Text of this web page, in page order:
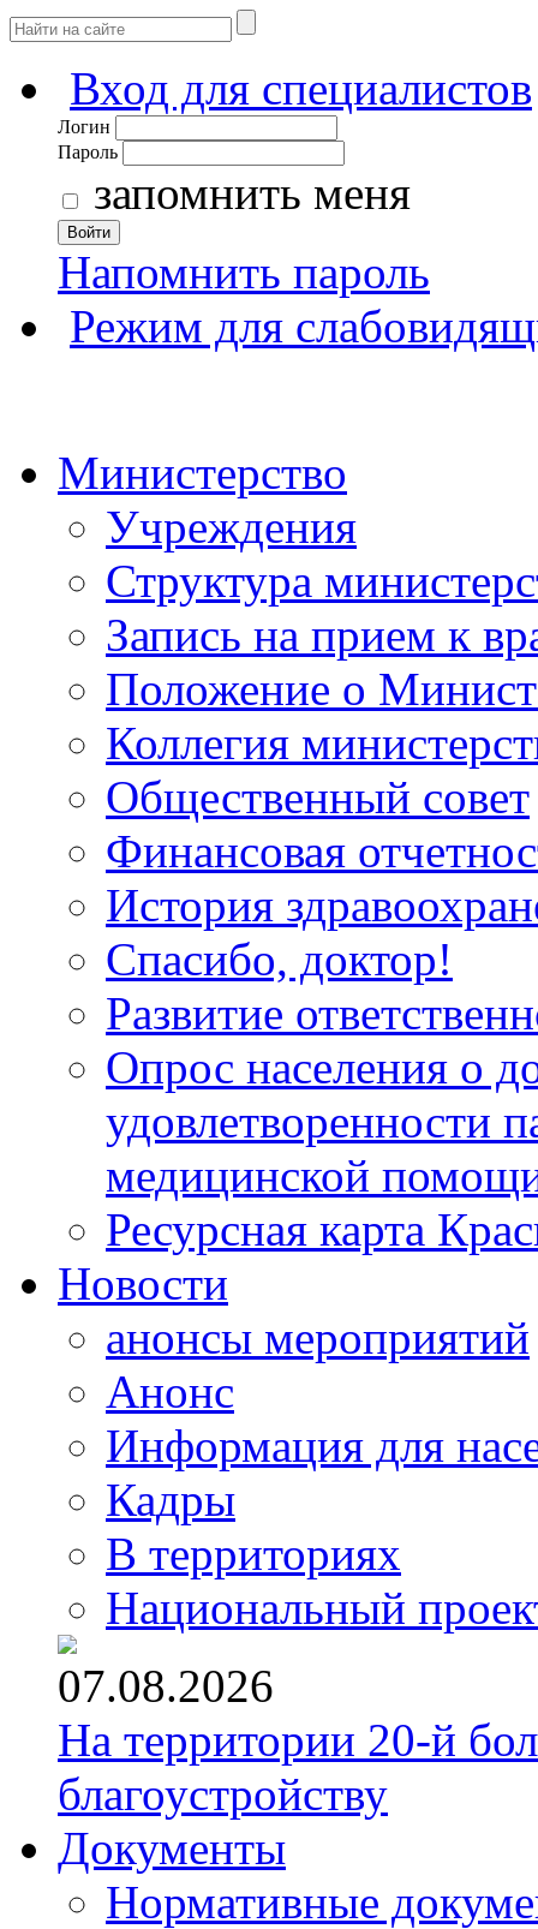
Вход для специалистов
Логин
Пароль
запомнить меня
Войти
Напомнить пароль
Режим для
Министерство
Учреждения
Структура
Запись на прием к
Положение о
Коллегия
Общественный совет
Финансовая
История
Спасибо, доктор!
Развитие
Опрос населения о
удовлетворенности
медицинской
Ресурсная карта
Новости
анонсы мероприятий
Анонс
Информация для
Кадры
В территориях
Национальный
07.08.2026
На территории 20-й
благоустройству
Документы
Нормативные